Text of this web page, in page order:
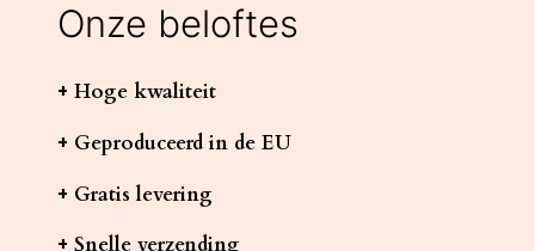
Onze beloftes
+ Hoge kwaliteit
+ Geproduceerd in de EU
+ Gratis levering
+ Snelle verzending